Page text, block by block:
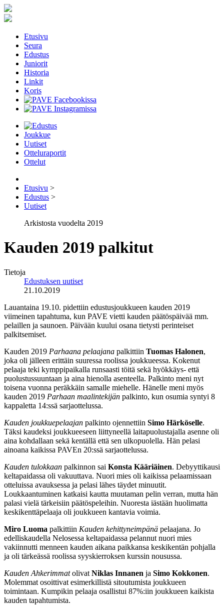
Etusivu
Seura
Edustus
Juniorit
Historia
Linkit
Koris
Joukkue
Uutiset
Otteluraportit
Ottelut
Etusivu >
Edustus >
Uutiset
Arkistosta vuodelta 2019
Kauden 2019 palkitut
Tietoja
Edustuksen uutiset
21.10.2019
Lauantaina 19.10. pidettiin edustusjoukkueen kauden 2019
viimeinen tapahtuma, kun PAVE vietti kauden päätöspäivää mm.
pelaillen ja saunoen. Päivään kuului osana tietysti perinteiset
palkitsemiset.
Kauden 2019 Parhaana pelaajana palkittiin Tuomas Halonen,
joka oli jälleen erittäin suuressa roolissa joukkueessa. Kokenut
pelaaja teki kymppipaikalla runsaasti töitä sekä hyökkäys- että
puolustussuuntaan ja aina hienolla asenteella. Palkinto meni nyt
toisena vuonna peräkkäin samalle miehelle. Hänelle meni myös
kauden 2019 Parhaan maalintekijän palkinto, kun osumia syntyi 8
kappaletta 14:ssä sarjaottelussa.
Kauden joukkuepelaajan palkinto ojennettiin Simo Härköselle.
Täksi kaudeksi joukkueeseen liittyneellä laitapuolustajalla asenne oli
aina kohdallaan sekä kentällä että sen ulkopuolella. Hän pelasi
ainoana kaikissa PAVEn 20:ssä sarjaottelussa.
Kauden tulokkaan palkinnon sai Konsta Kääriäinen. Debyyttikausi
keltapaidassa oli vakuuttava. Nuori mies oli kaikissa pelaamissaan
otteluissa avauksessa ja pelasi lähes täydet minuutit.
Loukkaantuminen katkaisi kautta muutaman pelin verran, mutta hän
palasi vielä tärkeisiin päätöspeleihin. Nuoresta iästään huolimatta
keskikenttäpelaaja oli joukkueen kantavia voimia.
Miro Luoma palkittiin Kauden kehittyneimpänä pelaajana. Jo
edelliskaudella Nelosessa keltapaidassa pelannut nuori mies
vakiinnutti menneen kauden aikana paikkansa keskikentän pohjalla
ja oli tärkeässä roolissa syyskierroksen kurssin nousussa.
Kauden Ahkerimmatolivat Niklas Innanen ja Simo Kokkonen.
Molemmat osoittivat esimerkillistä sitoutumista joukkueen
toimintaan. Kumpikin pelaaja osallistui 87%:iin joukkueen kaikista
kauden tapahtumista.